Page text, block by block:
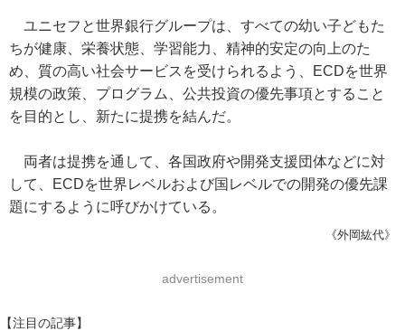
ユニセフと世界銀行グループは、すべての幼い子どもた
ちが健康、栄養状態、学習能力、精神的安定の向上のた
め、質の高い社会サービスを受けられるよう、ECDを世界
規模の政策、プログラム、公共投資の優先事項とすること
を目的とし、新たに提携を結んだ。
両者は提携を通して、各国政府や開発支援団体などに対
して、ECDを世界レベルおよび国レベルでの開発の優先課
題にするように呼びかけている。
《外岡紘代》
advertisement
【注目の記事】